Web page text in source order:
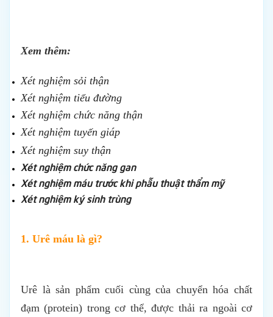
Xem thêm:
Xét nghiệm sỏi thận
Xét nghiệm tiểu đường
Xét nghiệm chức năng thận
Xét nghiệm tuyến giáp
Xét nghiệm suy thận
Xét nghiệm chức năng gan
Xét nghiệm máu trước khi phẫu thuật thẩm mỹ
Xét nghiệm ký sinh trùng
1. Urê máu là gì?
Urê là sản phẩm cuối cùng của chuyển hóa chất
đạm (protein) trong cơ thể, được thải ra ngoài cơ